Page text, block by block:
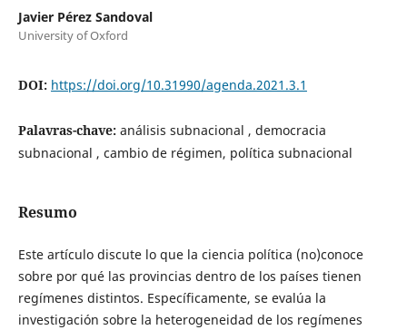
Javier Pérez Sandoval
University of Oxford
DOI: https://doi.org/10.31990/agenda.2021.3.1
Palavras-chave: análisis subnacional , democracia
subnacional , cambio de régimen, política subnacional
Resumo
Este artículo discute lo que la ciencia política (no)conoce
sobre por qué las provincias dentro de los países tienen
regímenes distintos. Específicamente, se evalúa la
investigación sobre la heterogeneidad de los regímenes